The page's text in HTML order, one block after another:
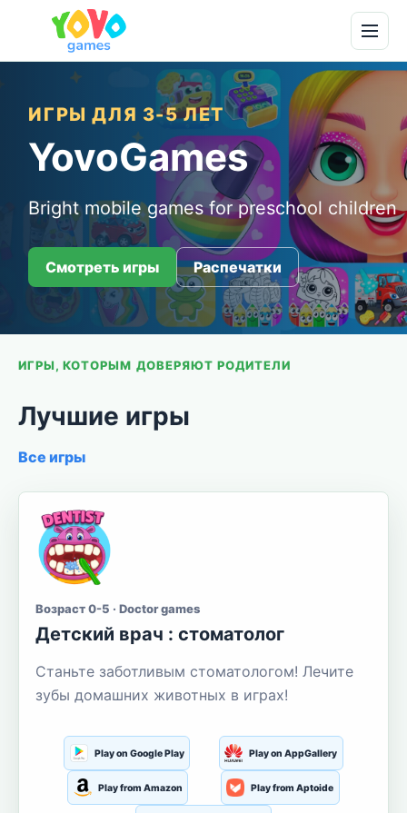
ИГРЫ ДЛЯ 3-5 ЛЕТ
YovoGames
Bright mobile games for preschool children
Смотреть игры Распечатки
ИГРЫ, КОТОРЫМ ДОВЕРЯЮТ РОДИТЕЛИ
Лучшие игры
Все игры
Возраст 0-5 · Doctor games
Детский врач : стоматолог
Станьте заботливым стоматологом! Лечите
зубы домашних животных в играх!
Play on Google Play Play on AppGallery
Play from Amazon Play from Aptoide